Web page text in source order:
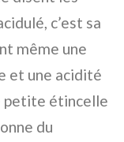
c’est sa
même une
et une acidité
petite étincelle
du